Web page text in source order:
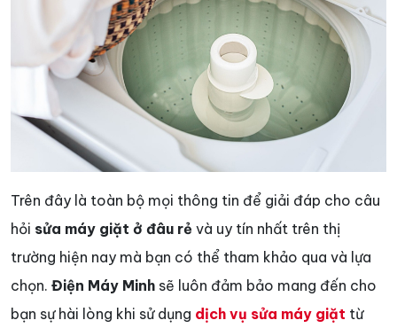
Trên đây là toàn bộ mọi thông tin để giải đáp cho câu
hỏi sửa máy giặt ở đâu rẻ và uy tín nhất trên thị
trường hiện nay mà bạn có thể tham khảo qua và lựa
chọn. Điện Máy Minh sẽ luôn đảm bảo mang đến cho
bạn sự hài lòng khi sử dụng dịch vụ sửa máy giặt từ